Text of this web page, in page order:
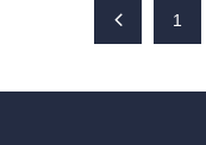
1